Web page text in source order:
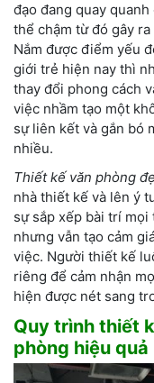
đạo đang quay
thể chậm từ đó gây
Nắm được điểm yếu
giới trẻ hiện nay thì
thay đổi phong cách
việc nhầm tạo một
sự liên kết và gắn bó
nhiều.
Thiết kế văn phòng
nhà thiết kế và lên ý
sự sắp xếp bài trí
nhưng vẫn tạo cảm
việc. Người thiết kế
riêng để cảm nhận
hiện được nét sang
Quy trình thiết
phòng hiệu quả